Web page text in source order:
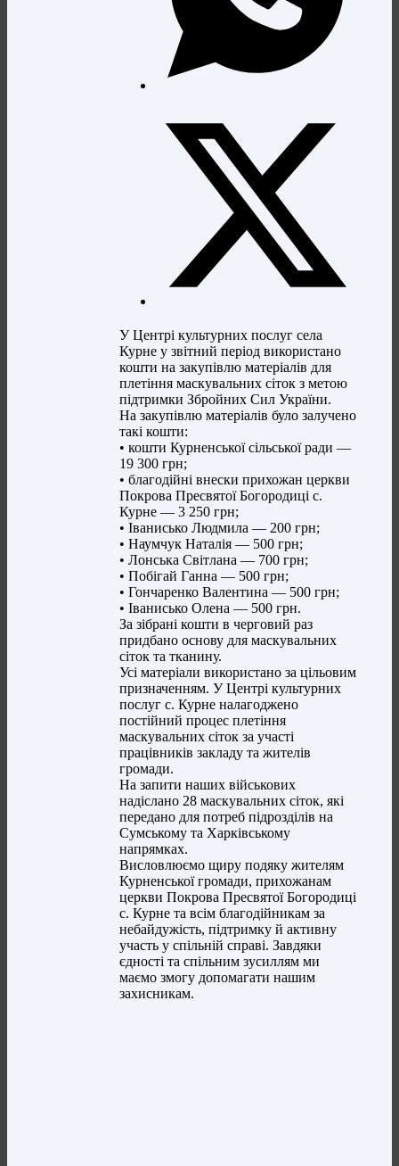
У Центрі культурних послуг села
Курне у звітний період використано
кошти на закупівлю матеріалів для
плетіння маскувальних сіток з метою
підтримки Збройних Сил України.
На закупівлю матеріалів було залучено
такі кошти:
• кошти Курненської сільської ради —
19 300 грн;
• благодійні внески прихожан церкви
Покрова Пресвятої Богородиці с.
Курне — 3 250 грн;
• Іванисько Людмила — 200 грн;
• Наумчук Наталія — 500 грн;
• Лонська Світлана — 700 грн;
• Побігай Ганна — 500 грн;
• Гончаренко Валентина — 500 грн;
• Іванисько Олена — 500 грн.
За зібрані кошти в черговий раз
придбано основу для маскувальних
сіток та тканину.
Усі матеріали використано за цільовим
призначенням. У Центрі культурних
послуг с. Курне налагоджено
постійний процес плетіння
маскувальних сіток за участі
працівників закладу та жителів
громади.
На запити наших військових
надіслано 28 маскувальних сіток, які
передано для потреб підрозділів на
Сумському та Харківському
напрямках.
Висловлюємо щиру подяку жителям
Курненської громади, прихожанам
церкви Покрова Пресвятої Богородиці
с. Курне та всім благодійникам за
небайдужість, підтримку й активну
участь у спільній справі. Завдяки
єдності та спільним зусиллям ми
маємо змогу допомагати нашим
захисникам.